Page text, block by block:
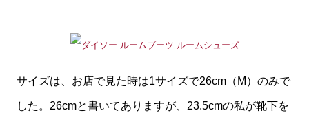
サイズは、お店で見た時は1サイズで26cm（M）のみで
した。26cmと書いてありますが、23.5cmの私が靴下を